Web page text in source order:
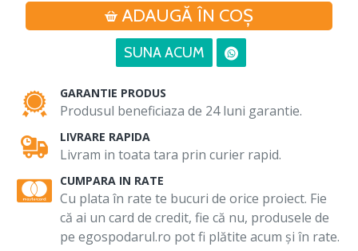
ADAUGĂ ÎN COŞ
SUNA ACUM
GARANTIE PRODUS
Produsul beneficiaza de 24 luni garantie.
LIVRARE RAPIDA
Livram in toata tara prin curier rapid.
CUMPARA IN RATE
Cu plata în rate te bucuri de orice proiect. Fie
că ai un card de credit, fie că nu, produsele de
pe egospodarul.ro pot fi plătite acum și în rate.